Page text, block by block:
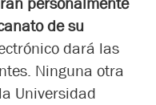
de su
dará las
Ninguna otra
Universidad